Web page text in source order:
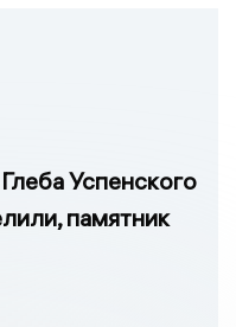
Успенского
памятник